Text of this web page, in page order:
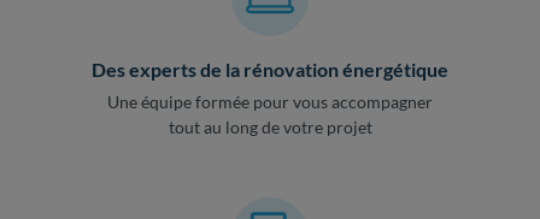
Des experts de la rénovation énergétique
Une équipe formée pour vous accompagner
tout au long de votre projet